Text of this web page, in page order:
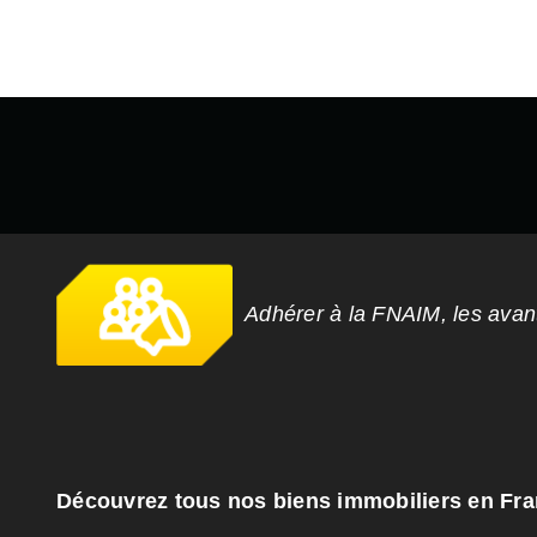
Adhérer à la FNAIM, les
Découvrez tous nos biens immobiliers en